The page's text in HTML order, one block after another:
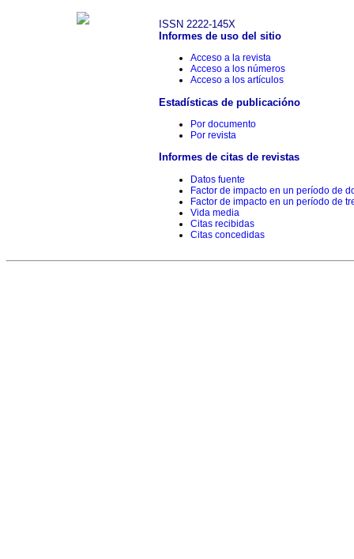
ISSN 2222-145X
Informes de uso del sitio
Acceso a la revista
Acceso a los números
Acceso a los artículos
Estadísticas de publicacióno
Por documento
Por revista
Informes de citas de revistas
Datos fuente
Factor de impacto en un período de
Factor de impacto en un período de
Vida media
Citas recibidas
Citas concedidas